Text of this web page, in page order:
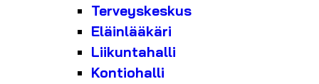
Terveyskeskus
Eläinlääkäri
Liikuntahalli
Kontiohalli